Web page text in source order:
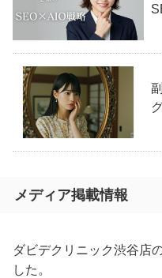
メディア掲載情報
ダビデクリニック渋谷店
した。